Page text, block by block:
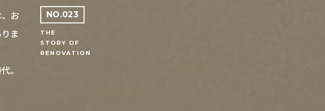
お
ま
。
NO.023
THE
STORY OF
RENOVATION